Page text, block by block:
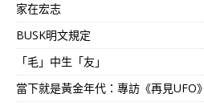
家在宏志
BUSK明文規定
「毛」中生「友」
當下就是黃金年代：專訪《再見UFO